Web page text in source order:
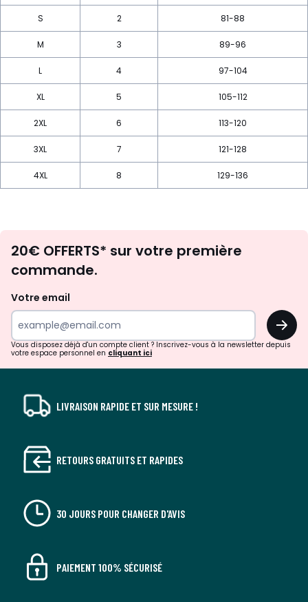
S 2 81-88
M 3 89-96
L 4 97-104
XL 5 105-112
2XL 6 113-120
3XL 7 121-128
4XL 8 129-136
d'inspirations
surprises?
20€ OFFERTS* sur votre première
commande.
Votre email
OK
Vous disposez déjà d'un compte client ? Inscrivez-vous à la newsletter depuis
votre espace personnel en cliquant ici
LIVRAISON RAPIDE ET SUR MESURE !
RETOURS GRATUITS ET RAPIDES
30 JOURS POUR CHANGER D'AVIS
PAIEMENT 100% SÉCURISÉ